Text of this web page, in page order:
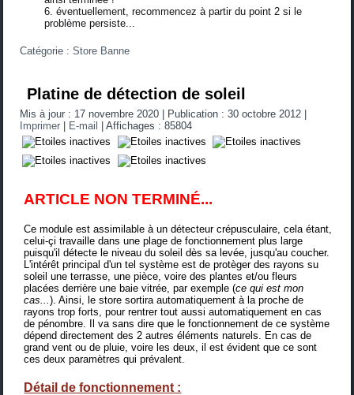
éventuellement, recommencez à partir du point 2 si le
problème persiste...
Catégorie :Store Banne
Platine de détection de soleil
Mis à jour : 17 novembre 2020 Publication : 30 octobre 2012
Imprimer
E-mail |Affichages : 85804
ARTICLE NON TERMINÉ...
Ce module est assimilable à un détecteur crépusculaire, cela étant,
celui-çi travaille dans une plage de fonctionnement plus large
puisqu'il détecte le niveau du soleil dès sa levée, jusqu'au coucher.
L'intérêt principal d'un tel système est de protèger des rayons su
soleil une terrasse, une pièce, voire des plantes et/ou fleurs
placées derrière une baie vitrée, par exemple (ce qui est mon
cas...). Ainsi, le store sortira automatiquement à la proche de
rayons trop forts, pour rentrer tout aussi automatiquement en cas
de pénombre. Il va sans dire que le fonctionnement de ce système
dépend directement des 2 autres éléments naturels. En cas de
grand vent ou de pluie, voire les deux, il est évident que ce sont
ces deux paramètres qui prévalent.
Détail de fonctionnement :